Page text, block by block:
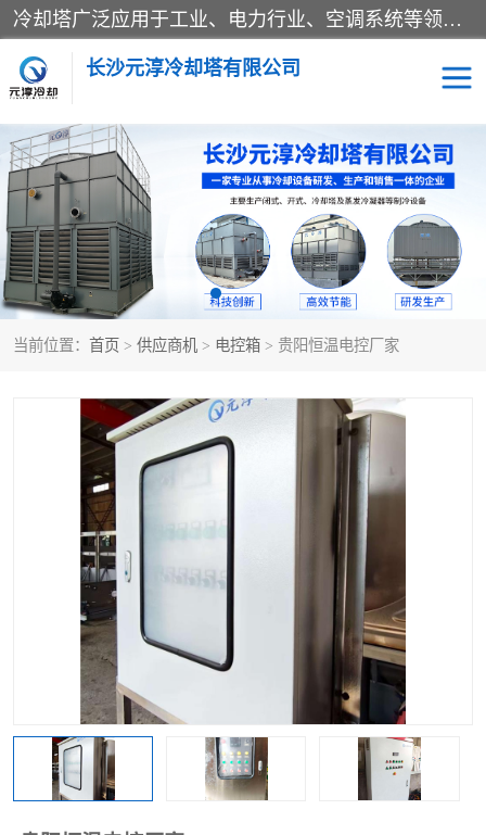
冷却塔广泛应用于工业、电力行业、空调系统等领域。在电力行业中，用于冷却发电机组的循环水；在工业生产中，如化工、冶金等行业，可降低生产过程中产生的热量；在空调系统中，为空调设备提供冷却水源
长沙元淳冷却塔有限公司
当前位置： 首页 > 供应商机 > 电控箱 > 贵阳恒温电控厂家
方形开式冷却塔 圆形冷却塔
闭式冷却塔 水箱
电控箱 水泵
板式换热器